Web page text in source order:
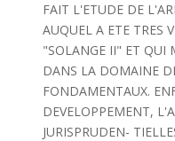
FAIT L'ETUDE DE
AUQUEL A ETE TRES
"SOLANGE II" ET QUI
DANS LA DOMAINE
FONDAMENTAUX.
DEVELOPPEMENT,
JURISPRUDEN-